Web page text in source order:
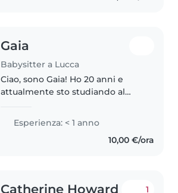
Gaia
Babysitter a Lucca
Ciao, sono Gaia! Ho 20 anni e
attualmente sto studiando al
che mi occupi la mattina e i
pomeriggi di mercoledì e
giovedì. Non sono automunita
Esperienza: < 1 anno
10,00 €/ora
Catherine Howard 1